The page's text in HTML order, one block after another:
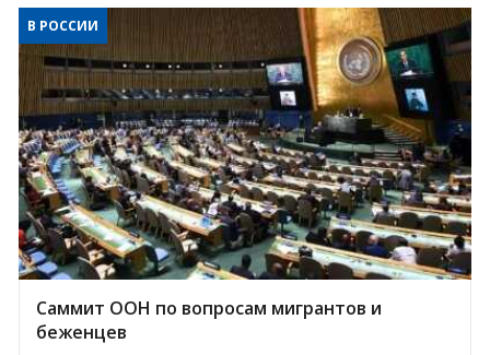
В РОССИИ
Саммит ООН по вопросам мигрантов и
беженцев